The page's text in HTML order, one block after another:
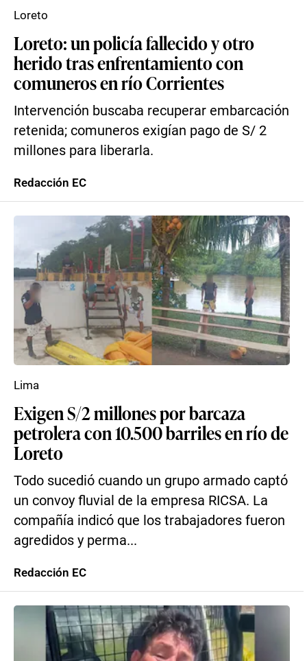
Loreto: un policía fallecido y otro
herido tras enfrentamiento con
comuneros en río Corrientes
Intervención buscaba recuperar embarcación
retenida; comuneros exigían pago de S/ 2
millones para liberarla.
Loreto
Redacción EC
Exigen S/2 millones por barcaza
petrolera con 10.500 barriles en río de
Loreto
Todo sucedió cuando un grupo armado captó
un convoy fluvial de la empresa RICSA. La
compañía indicó que los trabajadores fueron
agredidos y perma...
Lima
Redacción EC